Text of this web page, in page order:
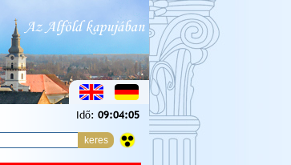
Idő: 09:04:06